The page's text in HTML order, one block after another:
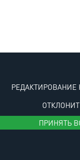
РЕДАКТИРОВАНИЕ
ПРИНЯТЬ